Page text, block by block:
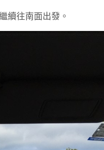
續往南面出發。